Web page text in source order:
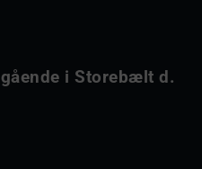
i Storebælt d.